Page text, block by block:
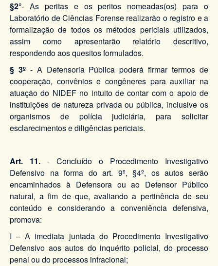
§2°- As peritas e os peritos nomeadas(os) para o
Laboratório de Ciências Forense realizarão o registro e a
formalização de todos os métodos periciais utilizados,
assim como apresentarão relatório descritivo,
respondendo aos quesitos formulados.
§ 3º - A Defensoria Pública poderá firmar termos de
cooperação, convênios e congêneres para auxiliar na
atuação do NIDEF no intuito de contar com o apoio de
instituições de natureza privada ou pública, inclusive os
organismos de polícia judiciária, para solicitar
esclarecimentos e diligências periciais.
Art. 11. - Concluído o Procedimento Investigativo
Defensivo na forma do art. 9º, §4º, os autos serão
encaminhados à Defensora ou ao Defensor Público
natural, a fim de que, avaliando a pertinência de seu
conteúdo e considerando a conveniência defensiva,
promova:
I – A imediata juntada do Procedimento Investigativo
Defensivo aos autos do inquérito policial, do processo
penal ou do processos infracional;